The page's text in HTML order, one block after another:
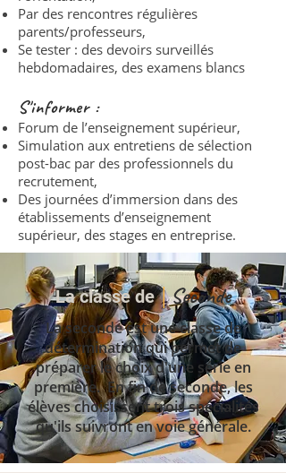
Par des rencontres régulières
parents/professeurs,
Se tester : des devoirs surveillés
hebdomadaires, des examens blancs
S'informer :
Forum de l’enseignement supérieur,
Simulation aux entretiens de sélection
post-bac par des professionnels du
recrutement,
Des journées d’immersion dans des
établissements d’enseignement
supérieur, des stages en entreprise.
La classe de│Seconde
La seconde est une classe de
détermination qui permet de
préparer le choix d'une série en
première. En fin de seconde, les
élèves choisissent trois spécialités
qu'ils suivront en voie générale.